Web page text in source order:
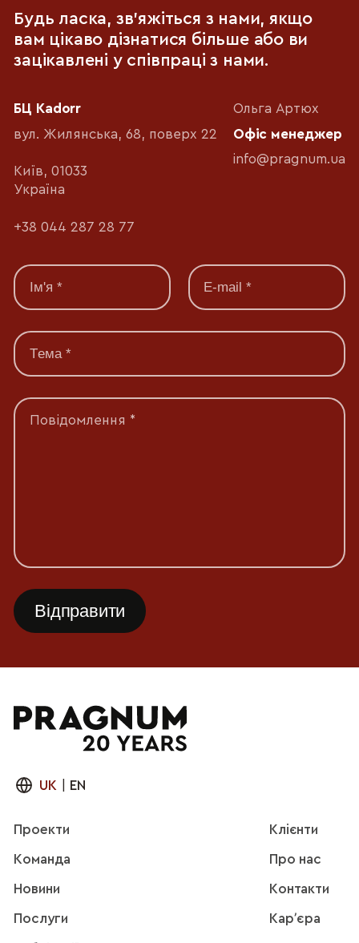
Будь ласка, зв'яжіться з нами, якщо
вам цікаво дізнатися більше або ви
зацікавлені у співпраці з нами.
БЦ Kadorr
вул. Жилянська, 68, поверх 22
Київ, 01033
Україна
+38 044 287 28 77
Ольга Артюх
Офіс менеджер
info@pragnum.ua
Повідомлення *
UK EN
Проекти Клієнти
Команда Про нас
Новини Контакти
Послуги Карʼєра